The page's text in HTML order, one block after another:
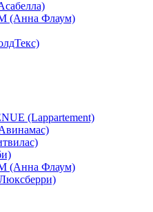
(Анна Флаум)
(Lappartement)
(Анна Флаум)